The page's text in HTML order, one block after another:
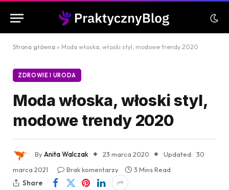
Strona główna » Moda włoska, włoski styl, modowe trendy 2020
ZDROWIE I URODA
Moda włoska, włoski styl,
modowe trendy 2020
ByAnita Walczak 23 marca 2020 Updated: 30
marca 2021
Brak komentarzy
3 Mins Read
Share